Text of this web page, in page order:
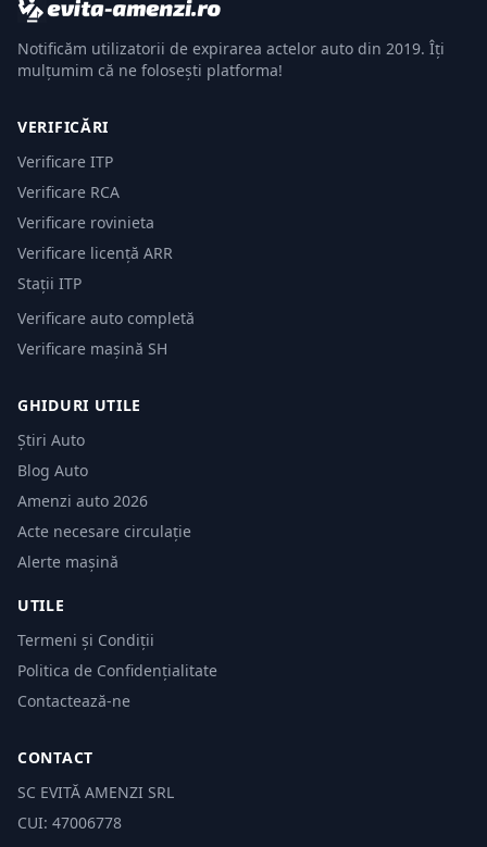
Notificăm utilizatorii de expirarea actelor auto din 2019. Îți
mulțumim că ne folosești platforma!
VERIFICĂRI
Verificare ITP
Verificare RCA
Verificare rovinieta
Verificare licență ARR
Stații ITP
Verificare auto completă
Verificare mașină SH
GHIDURI UTILE
Știri Auto
Blog Auto
Amenzi auto 2026
Acte necesare circulație
Alerte mașină
UTILE
Termeni și Condiții
Politica de Confidențialitate
Contactează-ne
CONTACT
SC EVITĂ AMENZI SRL
CUI: 47006778